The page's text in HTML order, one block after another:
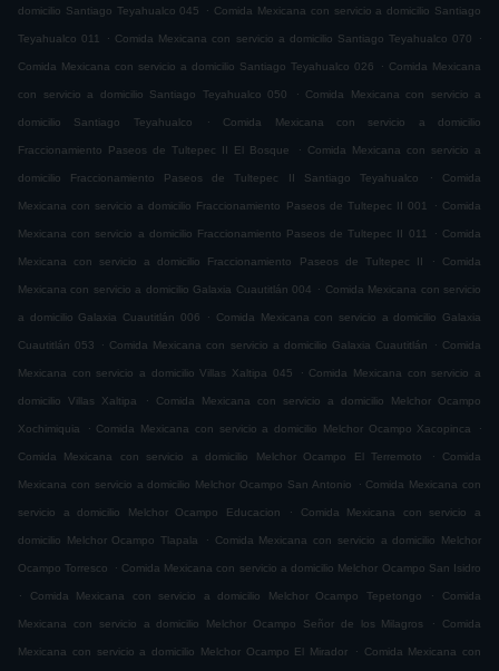
domicilio Santiago Teyahualco 045 . Comida Mexicana con servicio a domicilio Santiago
Teyahualco 011 . Comida Mexicana con servicio a domicilio Santiago Teyahualco 070 .
Comida Mexicana con servicio a domicilio Santiago Teyahualco 026 . Comida Mexicana
con servicio a domicilio Santiago Teyahualco 050 . Comida Mexicana con servicio a
domicilio Santiago Teyahualco . Comida Mexicana con servicio a domicilio
Fraccionamiento Paseos de Tultepec II El Bosque . Comida Mexicana con servicio a
domicilio Fraccionamiento Paseos de Tultepec II Santiago Teyahualco . Comida
Mexicana con servicio a domicilio Fraccionamiento Paseos de Tultepec II 001 . Comida
Mexicana con servicio a domicilio Fraccionamiento Paseos de Tultepec II 011 . Comida
Mexicana con servicio a domicilio Fraccionamiento Paseos de Tultepec II . Comida
Mexicana con servicio a domicilio Galaxia Cuautitlán 004 . Comida Mexicana con servicio
a domicilio Galaxia Cuautitlán 006 . Comida Mexicana con servicio a domicilio Galaxia
Cuautitlán 053 . Comida Mexicana con servicio a domicilio Galaxia Cuautitlán . Comida
Mexicana con servicio a domicilio Villas Xaltipa 045 . Comida Mexicana con servicio a
domicilio Villas Xaltipa . Comida Mexicana con servicio a domicilio Melchor Ocampo
Xochimiquia . Comida Mexicana con servicio a domicilio Melchor Ocampo Xacopinca .
Comida Mexicana con servicio a domicilio Melchor Ocampo El Terremoto . Comida
Mexicana con servicio a domicilio Melchor Ocampo San Antonio . Comida Mexicana con
servicio a domicilio Melchor Ocampo Educacion . Comida Mexicana con servicio a
domicilio Melchor Ocampo Tlapala . Comida Mexicana con servicio a domicilio Melchor
Ocampo Torresco . Comida Mexicana con servicio a domicilio Melchor Ocampo San Isidro
.
Comida Mexicana con servicio a domicilio Melchor Ocampo Tepetongo . Comida
Mexicana con servicio a domicilio Melchor Ocampo Señor de los Milagros . Comida
Mexicana con servicio a domicilio Melchor Ocampo El Mirador . Comida Mexicana con